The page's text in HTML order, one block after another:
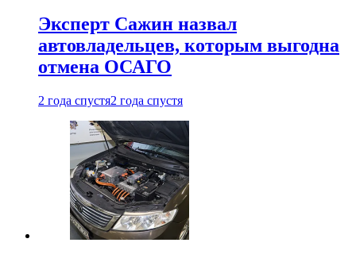
Эксперт Сажин назвал
автовладельцев, которым выгодна
отмена ОСАГО
2 года спустя2 года спустя